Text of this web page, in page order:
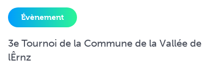
Évènement
3e Tournoi de la Commune de la Vallée de
lÊrnz